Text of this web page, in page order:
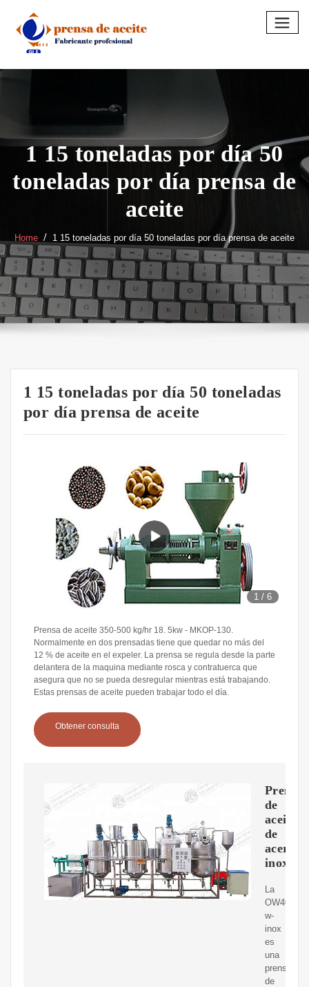
content
1 15 toneladas por día 50
toneladas por día prensa de
aceite
Home 1 15 toneladas por día 50 toneladas por día prensa de aceite
1 15 toneladas por día 50 toneladas
por día prensa de aceite
1 /6
Prensa de aceite 350-500 kg/hr 18. 5kw - MKOP-130.
Normalmente en dos prensadas tiene que quedar no más del
12 % de aceite en el expeler. La prensa se regula desde la parte
delantera de la maquina mediante rosca y contratuerca que
asegura que no se pueda desregular mientras está trabajando.
Estas prensas de aceite pueden trabajar todo el día.
Obtener consulta
Prensas
de
aceite
de
acero
La
OW400
w-
inox
es
una
prensa
de